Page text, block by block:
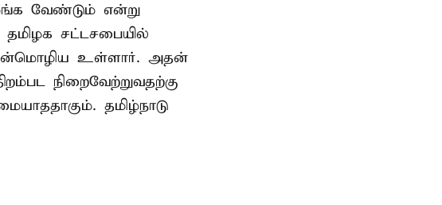
வேண்டும் என்று
சட்டசபையில்
உள்ளார். அதன்
நிறைவேற்றுவதற்கு
தமிழ்நாடு